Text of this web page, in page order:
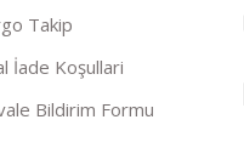
Takip
İade Koşullari
Bildirim Formu